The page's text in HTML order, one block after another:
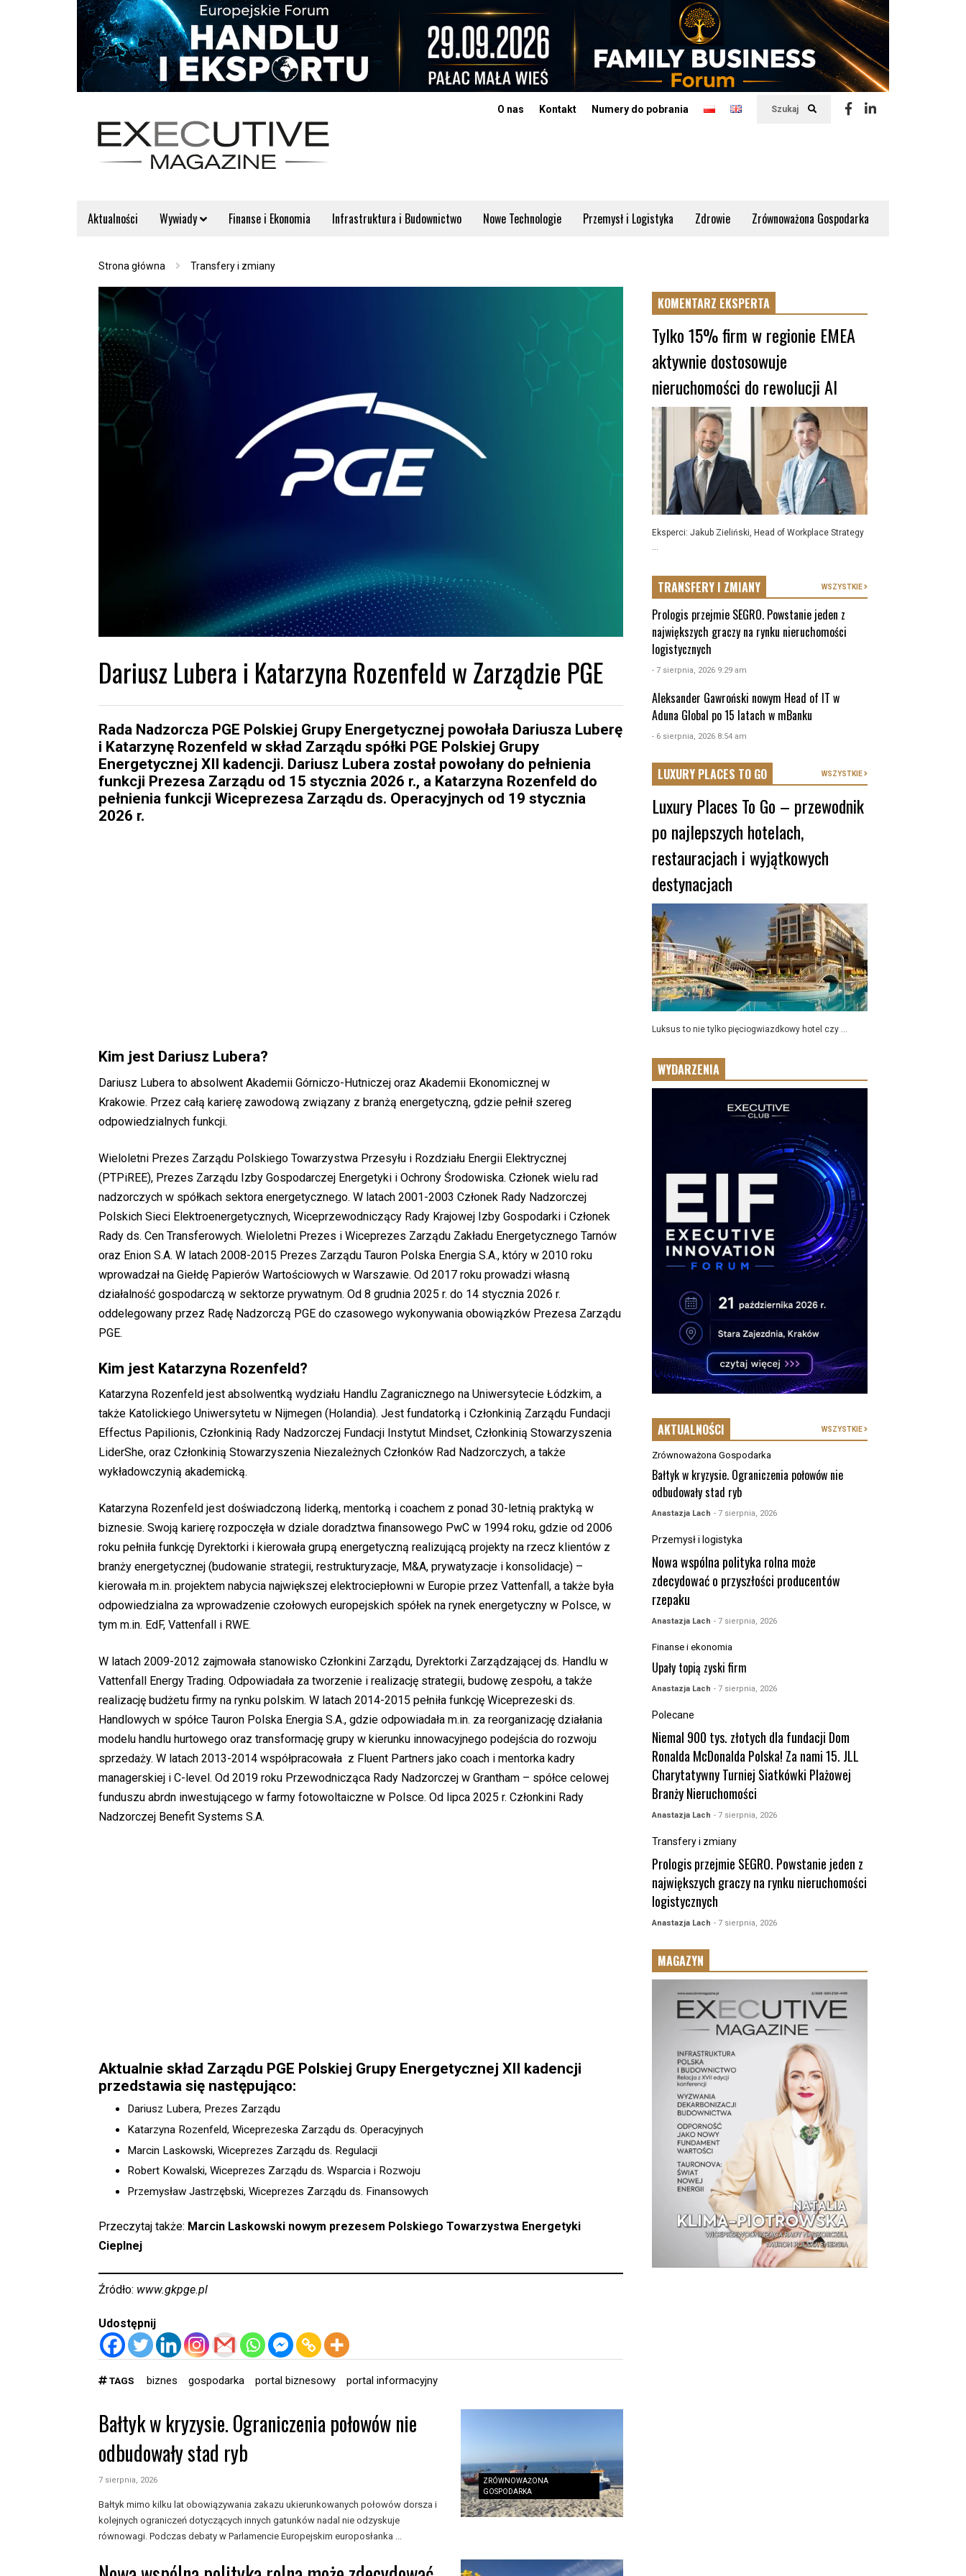
Szukaj
O nas Kontakt Numery do pobrania
Aktualności Wywiady Finanse i Ekonomia Infrastruktura i Budownictwo Nowe Technologie Przemysł i Logistyka Zdrowie Zrównoważona Gospodarka
Strona główna Transfery i zmiany
Dariusz Lubera i Katarzyna Rozenfeld w Zarządzie PGE
Rada Nadzorcza PGE Polskiej Grupy Energetycznej powołała Dariusza Luberę
i Katarzynę Rozenfeld w skład Zarządu spółki PGE Polskiej Grupy
Energetycznej XII kadencji. Dariusz Lubera został powołany do pełnienia
funkcji Prezesa Zarządu od 15 stycznia 2026 r., a Katarzyna Rozenfeld do
pełnienia funkcji Wiceprezesa Zarządu ds. Operacyjnych od 19 stycznia
2026 r.
Kim jest Dariusz Lubera?
Dariusz Lubera to absolwent Akademii Górniczo-Hutniczej oraz Akademii Ekonomicznej w
Krakowie. Przez całą karierę zawodową związany z branżą energetyczną, gdzie pełnił szereg
odpowiedzialnych funkcji.
Wieloletni Prezes Zarządu Polskiego Towarzystwa Przesyłu i Rozdziału Energii Elektrycznej
(PTPiREE), Prezes Zarządu Izby Gospodarczej Energetyki i Ochrony Środowiska. Członek wielu rad
nadzorczych w spółkach sektora energetycznego. W latach 2001-2003 Członek Rady Nadzorczej
Polskich Sieci Elektroenergetycznych, Wiceprzewodniczący Rady Krajowej Izby Gospodarki i Członek
Rady ds. Cen Transferowych. Wieloletni Prezes i Wiceprezes Zarządu Zakładu Energetycznego Tarnów
oraz Enion S.A. W latach 2008-2015 Prezes Zarządu Tauron Polska Energia S.A., który w 2010 roku
wprowadzał na Giełdę Papierów Wartościowych w Warszawie. Od 2017 roku prowadzi własną
działalność gospodarczą w sektorze prywatnym. Od 8 grudnia 2025 r. do 14 stycznia 2026 r.
oddelegowany przez Radę Nadzorczą PGE do czasowego wykonywania obowiązków Prezesa Zarządu
PGE.
Kim jest Katarzyna Rozenfeld?
Katarzyna Rozenfeld jest absolwentką wydziału Handlu Zagranicznego na Uniwersytecie Łódzkim, a
także Katolickiego Uniwersytetu w Nijmegen (Holandia). Jest fundatorką i Członkinią Zarządu Fundacji
Effectus Papilionis, Członkinią Rady Nadzorczej Fundacji Instytut Mindset, Członkinią Stowarzyszenia
LiderShe, oraz Członkinią Stowarzyszenia Niezależnych Członków Rad Nadzorczych, a także
wykładowczynią akademicką.
Katarzyna Rozenfeld jest doświadczoną liderką, mentorką i coachem z ponad 30-letnią praktyką w
biznesie. Swoją karierę rozpoczęła w dziale doradztwa finansowego PwC w 1994 roku, gdzie od 2006
roku pełniła funkcję Dyrektorki i kierowała grupą energetyczną realizującą projekty na rzecz klientów z
branży energetycznej (budowanie strategii, restrukturyzacje, M&A, prywatyzacje i konsolidacje) –
kierowała m.in. projektem nabycia największej elektrociepłowni w Europie przez Vattenfall, a także była
odpowiedzialna za wprowadzenie czołowych europejskich spółek na rynek energetyczny w Polsce, w
tym m.in. EdF, Vattenfall i RWE.
W latach 2009-2012 zajmowała stanowisko Członkini Zarządu, Dyrektorki Zarządzającej ds. Handlu w
Vattenfall Energy Trading. Odpowiadała za tworzenie i realizację strategii, budowę zespołu, a także
realizację budżetu firmy na rynku polskim. W latach 2014-2015 pełniła funkcję Wiceprezeski ds.
Handlowych w spółce Tauron Polska Energia S.A., gdzie odpowiadała m.in. za reorganizację działania
modelu handlu hurtowego oraz transformację grupy w kierunku innowacyjnego podejścia do rozwoju
sprzedaży. W latach 2013-2014 współpracowała z Fluent Partners jako coach i mentorka kadry
managerskiej i C-level. Od 2019 roku Przewodnicząca Rady Nadzorczej w Grantham – spółce celowej
funduszu abrdn inwestującego w farmy fotowoltaiczne w Polsce. Od lipca 2025 r. Członkini Rady
Nadzorczej Benefit Systems S.A.
Aktualnie skład Zarządu PGE Polskiej Grupy Energetycznej XII kadencji
przedstawia się następująco:
Dariusz Lubera, Prezes Zarządu
Katarzyna Rozenfeld, Wiceprezeska Zarządu ds. Operacyjnych
Marcin Laskowski, Wiceprezes Zarządu ds. Regulacji
Robert Kowalski, Wiceprezes Zarządu ds. Wsparcia i Rozwoju
Przemysław Jastrzębski, Wiceprezes Zarządu ds. Finansowych
Przeczytaj także: Marcin Laskowski nowym prezesem Polskiego Towarzystwa Energetyki
Cieplnej
Źródło: www.gkpge.pl
Udostępnij
TAGS biznes gospodarka portal biznesowy portal informacyjny
ZRÓWNOWAŻONA
GOSPODARKA
Bałtyk w kryzysie. Ograniczenia połowów nie
odbudowały stad ryb
7 sierpnia, 2026
Bałtyk mimo kilku lat obowiązywania zakazu ukierunkowanych połowów dorsza i
kolejnych ograniczeń dotyczących innych gatunków nadal nie odzyskuje
równowagi. Podczas debaty w Parlamencie Europejskim europosłanka ...
KOMENTARZ EKSPERTA
Tylko 15% firm w regionie EMEA
aktywnie dostosowuje
nieruchomości do rewolucji AI
Eksperci: Jakub Zieliński, Head of Workplace Strategy
...
TRANSFERY I ZMIANY WSZYSTKIE
Prologis przejmie SEGRO. Powstanie jeden z
największych graczy na rynku nieruchomości
logistycznych
- 7 sierpnia, 2026 9:29 am
Aleksander Gawroński nowym Head of IT w
Aduna Global po 15 latach w mBanku
- 6 sierpnia, 2026 8:54 am
LUXURY PLACES TO GO WSZYSTKIE
Luxury Places To Go – przewodnik
po najlepszych hotelach,
restauracjach i wyjątkowych
destynacjach
Luksus to nie tylko pięciogwiazdkowy hotel czy ...
WYDARZENIA
AKTUALNOŚCI WSZYSTKIE
Zrównoważona Gospodarka
Bałtyk w kryzysie. Ograniczenia połowów nie
odbudowały stad ryb
Anastazja Lach - 7 sierpnia, 2026
Przemysł i logistyka
Nowa wspólna polityka rolna może
zdecydować o przyszłości producentów
rzepaku
Anastazja Lach - 7 sierpnia, 2026
Finanse i ekonomia
Upały topią zyski firm
Anastazja Lach - 7 sierpnia, 2026
Polecane
Niemal 900 tys. złotych dla fundacji Dom
Ronalda McDonalda Polska! Za nami 15. JLL
Charytatywny Turniej Siatkówki Plażowej
Branży Nieruchomości
Anastazja Lach - 7 sierpnia, 2026
Transfery i zmiany
Prologis przejmie SEGRO. Powstanie jeden z
największych graczy na rynku nieruchomości
logistycznych
Anastazja Lach - 7 sierpnia, 2026
MAGAZYN